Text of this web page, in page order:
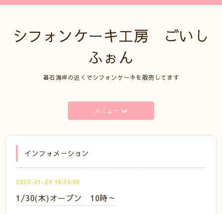
シフォンケーキ工房 ごいし
ふぉん
碁石海岸の近くでシフォンケーキを販売してます
メニュー
インフォメーション
2020-01-29 18:30:00
1/30(木)オープン 10時～